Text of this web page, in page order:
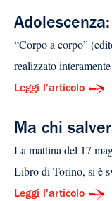
“Corpo a corpo”
realizzato
Leggi l'articolo
Ma chi
La mattina del 17
Libro di Torino, si è
Leggi l'articolo